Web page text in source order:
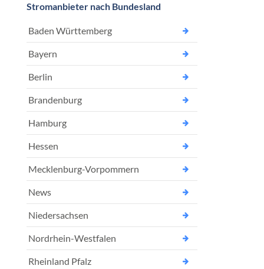
Stromanbieter nach Bundesland
Baden Württemberg
Bayern
Berlin
Brandenburg
Hamburg
Hessen
Mecklenburg-Vorpommern
News
Niedersachsen
Nordrhein-Westfalen
Rheinland Pfalz